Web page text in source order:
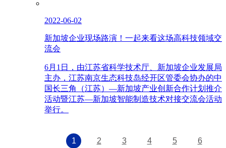
2022-06-02
新加坡企业现场路演！一起来看这场高科技领域交
流会
6月1日，由江苏省科学技术厅、新加坡企业发展局
主办，江苏南京生态科技岛经开区管委会协办的中
国长三角（江苏）—新加坡产业创新合作计划推介
活动暨江苏—新加坡智能制造技术对接交流会活动
举行。
1 2 3 4 5
6